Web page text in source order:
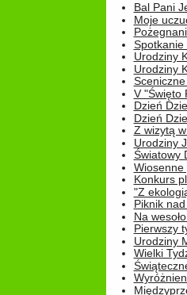
Bal Pani
Moje
Spotkanie
Urodziny
Urodziny
V "Święto
Dzień
Dzień
Z wizytą
Urodziny
Światowy
Wiosenne
Konkurs
"Z
Piknik
Na
Pierwszy
Urodziny
Wielki